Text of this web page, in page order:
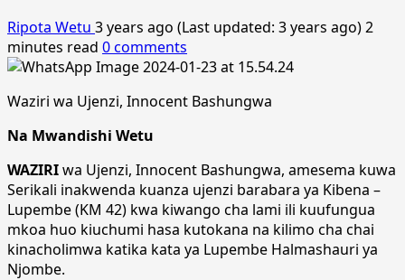
Ripota Wetu 3 years ago (Last updated: 3 years ago)2
minutes read 0 comments
Waziri wa Ujenzi, Innocent Bashungwa
Na Mwandishi Wetu
WAZIRIwa Ujenzi, Innocent Bashungwa, amesema kuwa
Serikali inakwenda kuanza ujenzi barabara ya Kibena –
Lupembe (KM 42) kwa kiwango cha lami ili kuufungua
mkoa huo kiuchumi hasa kutokana na kilimo cha chai
kinacholimwa katika kata ya Lupembe Halmashauri ya
Njombe.